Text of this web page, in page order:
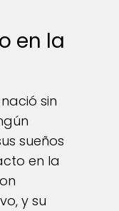
en la
sin
sueños
en la
y su